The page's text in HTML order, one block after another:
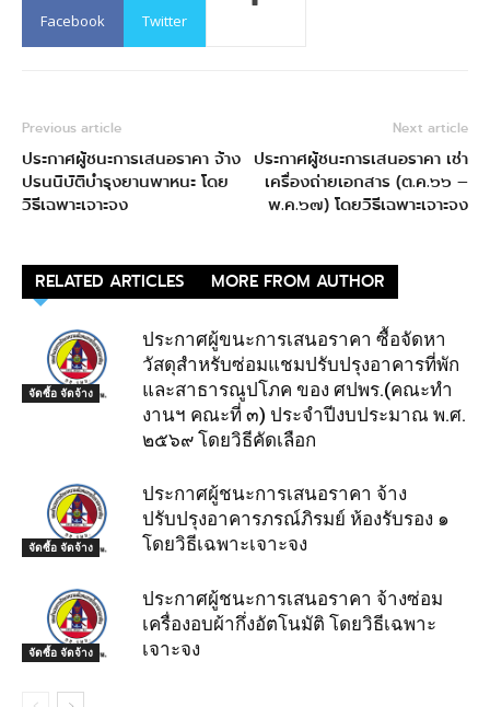
Facebook Twitter
Previous article
ประกาศผู้ชนะการเสนอราคา จ้าง
ปรนนิบัติบำรุงยานพาหนะ โดย
วิธีเฉพาะเจาะจง
Next article
ประกาศผู้ชนะการเสนอราคา เช่า
เครื่องถ่ายเอกสาร (ต.ค.๖๖ –
พ.ค.๖๗) โดยวิธีเฉพาะเจาะจง
RELATED ARTICLES MORE FROM AUTHOR
จัดซื้อ จัดจ้าง
ประกาศผู้ขนะการเสนอราคา ซื้อจัดหา
วัสดุสำหรับซ่อมแชมปรับปรุงอาคารที่พัก
และสาธารณูปโภค ของ ศปพร.(คณะทำ
งานฯ คณะที่ ๓) ประจำปีงบประมาณ พ.ศ.
๒๕๖๙ โดยวิธีคัดเลือก
จัดซื้อ จัดจ้าง
ประกาศผู้ชนะการเสนอราคา จ้าง
ปรับปรุงอาคารภรณ์ภิรมย์ ห้องรับรอง ๑
โดยวิธีเฉพาะเจาะจง
จัดซื้อ จัดจ้าง
ประกาศผู้ชนะการเสนอราคา จ้างซ่อม
เครื่องอบผ้ากึ่งอัตโนมัติ โดยวิธีเฉพาะ
เจาะจง